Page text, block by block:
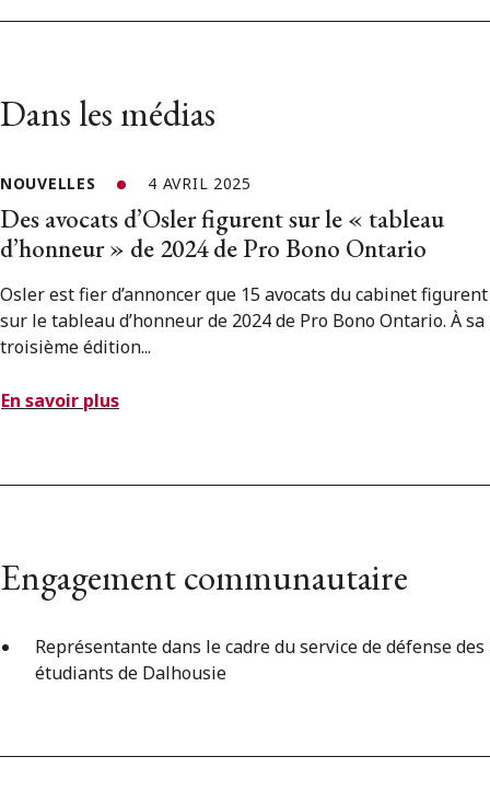
Dans les médias
NOUVELLES 4 AVRIL 2025
Des avocats d’Osler figurent sur le « tableau
d’honneur » de 2024 de Pro Bono Ontario
Osler est fier d’annoncer que 15 avocats du cabinet figurent
sur le tableau d’honneur de 2024 de Pro Bono Ontario. À sa
troisième édition...
En savoir plus
Engagement communautaire
Représentante dans le cadre du service de défense des
étudiants de Dalhousie